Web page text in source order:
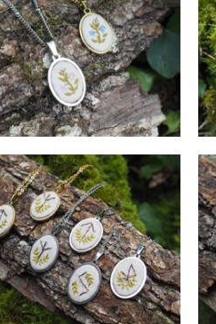
Colliers
36€
Rune des Sous-Bois
Colliers
42€